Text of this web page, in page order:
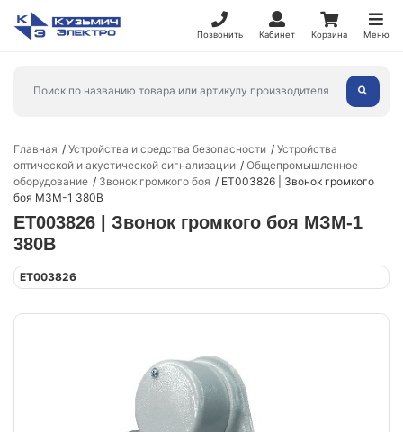
Позвонить Кабинет Корзина Меню
Главная Устройства и средства безопасности
Устройства
оптической и акустической сигнализации
Общепромышленное
оборудование
Звонок громкого боя
ET003826 | Звонок громкого
боя МЗМ-1 380В
ET003826 | Звонок громкого боя МЗМ-1
380В
ET003826